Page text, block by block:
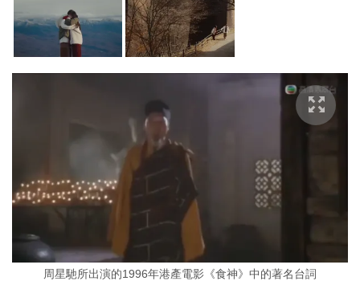
周星馳所出演的1996年港產電影《食神》中的著名台詞